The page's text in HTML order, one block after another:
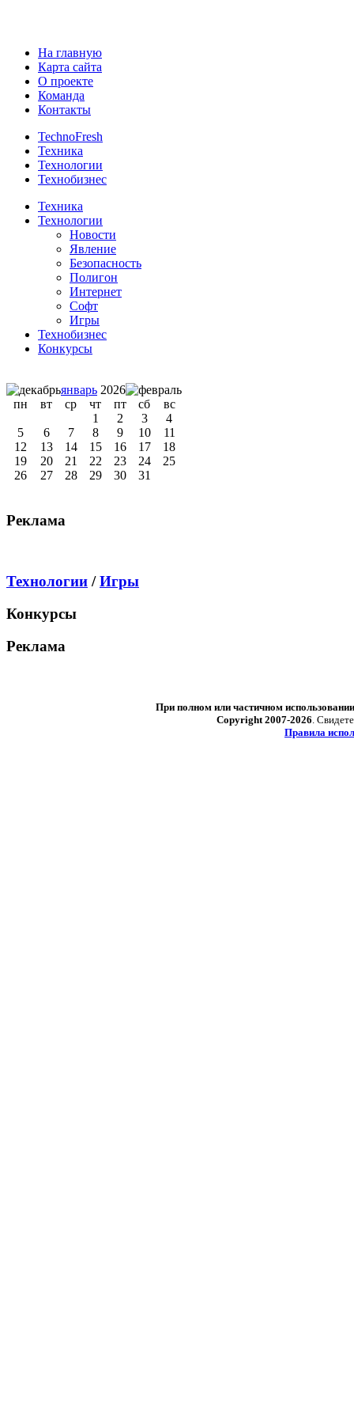
На главную
Карта сайта
О проекте
Команда
Контакты
TechnoFresh
Техника
Технологии
Технобизнес
Техника
Технологии
Новости
Явление
Безопасность
Полигон
Интернет
Софт
Игры
Технобизнес
Конкурсы
январь 2026
пн
вт ср чт пт сб
вс
1
2 3
4
5
6 7 8 9 10
11
12
13 14 15 16 17
18
19
20 21 22 23 24
25
26
27 28 29 30 31
Реклама
Технологии /Игры
Конкурсы
Реклама
При полном или частичном
Copyright 2007-2026.
Правила